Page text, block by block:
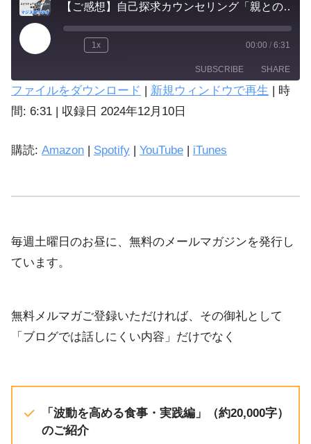
【ご感想】自己探求カウンセリング「親との関係性を整理できました」
1x 00:00 / 6:31
SUBSCRIBE SHARE
Amazon Spotify
SHARE
ファイルをダウンロード 新規ウィンドウで再生
時
間: 6:31
収録日 2024年12月10日
購読: Amazon | Spotify | YouTube | iTunes
毎週土曜日のお昼に、無料のメールマガジンを発行し
ています。
無料メルマガご登録いただければ、その御礼として
「ブログでは話しにくい内容」だけでなく
「波動を高める食事・実践編」（約20,000字）
のご紹介